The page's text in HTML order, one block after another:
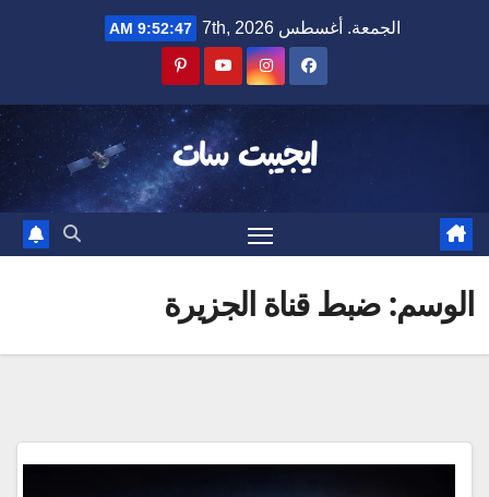
الجمعة. أغسطس 7th, 2026 9:52:47 AM
ايجيبت سات
الوسم:ضبط قناة الجزيرة